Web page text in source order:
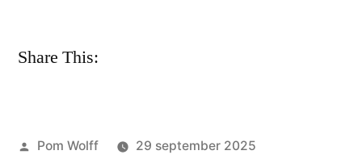
Share This:
Geplaatst
Pom Wolff
29 september 2025